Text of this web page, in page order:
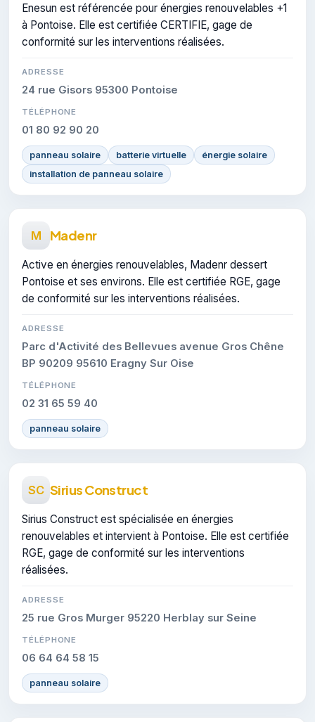
Enesun est référencée pour énergies renouvelables +1
à Pontoise. Elle est certifiée CERTIFIE, gage de
conformité sur les interventions réalisées.
ADRESSE
24 rue Gisors 95300 Pontoise
TÉLÉPHONE
01 80 92 90 20
panneau solaire batterie virtuelle
énergie solaire
installation de panneau solaire
M Madenr
Active en énergies renouvelables, Madenr dessert
Pontoise et ses environs. Elle est certifiée RGE, gage
de conformité sur les interventions réalisées.
ADRESSE
Parc d'Activité des Bellevues avenue Gros Chêne
BP 90209 95610 Eragny Sur Oise
TÉLÉPHONE
02 31 65 59 40
panneau solaire
SC Sirius Construct
Sirius Construct est spécialisée en énergies
renouvelables et intervient à Pontoise. Elle est certifiée
RGE, gage de conformité sur les interventions
réalisées.
ADRESSE
25 rue Gros Murger 95220 Herblay sur Seine
TÉLÉPHONE
06 64 64 58 15
panneau solaire